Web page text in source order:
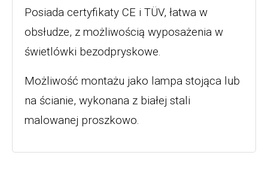
Posiada certyfikaty CE i TÜV, łatwa w
obsłudze, z możliwością wyposażenia w
świetlówki bezodpryskowe.
Możliwość montażu jako lampa stojąca lub
na ścianie, wykonana z białej stali
malowanej proszkowo.